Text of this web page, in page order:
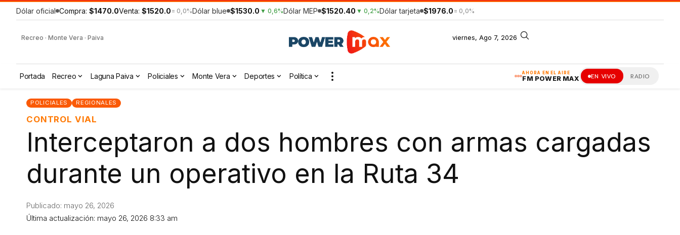
Dólar oficial Compra: $1470.0Venta: $1520.0 = 0,0%Dólar blue $1530.0 ▼ 0,6%Dólar MEP $1520.40 ▼ 0,2%Dólar tarjeta $1976.0 = 0,0%
Recreo · Monte Vera · Paiva viernes, Ago 7, 2026
AHORA EN EL AIRE
FM POWER MAX EN VIVO RADIO
Portada Recreo Laguna Paiva Policiales Monte Vera Deportes Política
POLICIALES REGIONALES
CONTROL VIAL
Interceptaron a dos hombres con armas cargadas
durante un operativo en la Ruta 34
Última actualización: mayo 26, 2026 8:33 am
Publicado: mayo 26, 2026